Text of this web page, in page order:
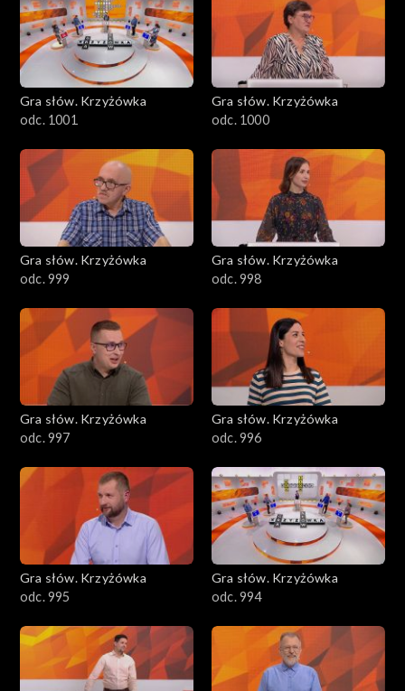
Gra słów. Krzyżówka
odc. 1001
Gra słów. Krzyżówka
odc. 1000
Gra słów. Krzyżówka
odc. 999
Gra słów. Krzyżówka
odc. 998
Gra słów. Krzyżówka
odc. 997
Gra słów. Krzyżówka
odc. 996
Gra słów. Krzyżówka
odc. 995
Gra słów. Krzyżówka
odc. 994